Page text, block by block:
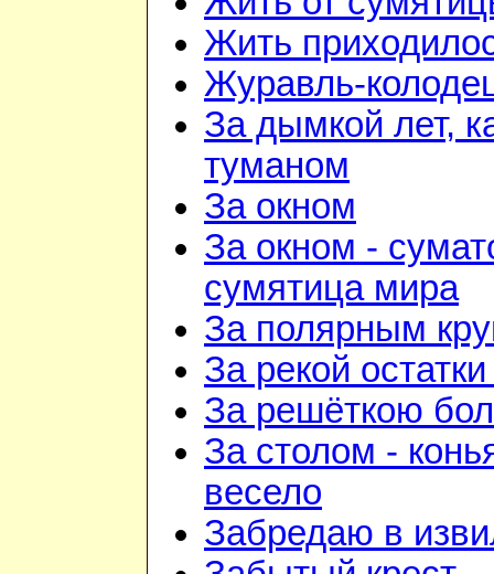
Жить
Журавль-
За дымкой лет,
туманом
За окном
За окном -
сумятица мира
За полярным
За рекой
За решёткою
За столом -
весело
Забредаю в